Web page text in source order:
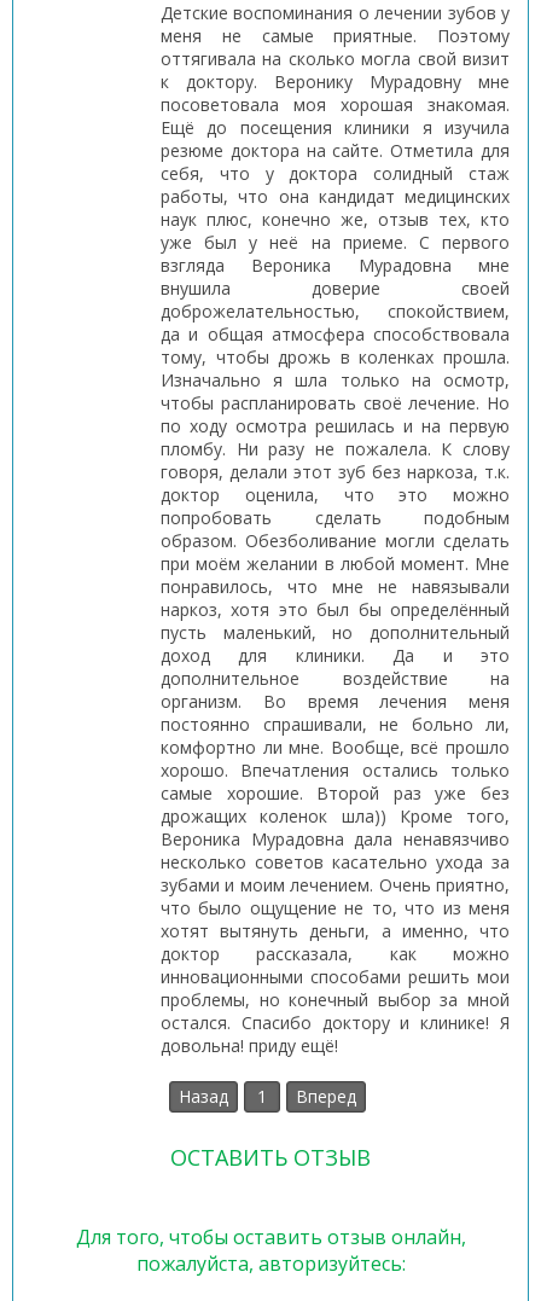
Детские воспоминания о лечении зубов у
меня не самые приятные. Поэтому
оттягивала на сколько могла свой визит
к доктору. Веронику Мурадовну мне
посоветовала моя хорошая знакомая.
Ещё до посещения клиники я изучила
резюме доктора на сайте. Отметила для
себя, что у доктора солидный стаж
работы, что она кандидат медицинских
наук плюс, конечно же, отзыв тех, кто
уже был у неё на приеме. С первого
взгляда Вероника Мурадовна мне
внушила доверие своей
доброжелательностью, спокойствием,
да и общая атмосфера способствовала
тому, чтобы дрожь в коленках прошла.
Изначально я шла только на осмотр,
чтобы распланировать своё лечение. Но
по ходу осмотра решилась и на первую
пломбу. Ни разу не пожалела. К слову
говоря, делали этот зуб без наркоза, т.к.
доктор оценила, что это можно
попробовать сделать подобным
образом. Обезболивание могли сделать
при моём желании в любой момент. Мне
понравилось, что мне не навязывали
наркоз, хотя это был бы определённый
пусть маленький, но дополнительный
доход для клиники. Да и это
дополнительное воздействие на
организм. Во время лечения меня
постоянно спрашивали, не больно ли,
комфортно ли мне. Вообще, всё прошло
хорошо. Впечатления остались только
самые хорошие. Второй раз уже без
дрожащих коленок шла)) Кроме того,
Вероника Мурадовна дала ненавязчиво
несколько советов касательно ухода за
зубами и моим лечением. Очень приятно,
что было ощущение не то, что из меня
хотят вытянуть деньги, а именно, что
доктор рассказала, как можно
инновационными способами решить мои
проблемы, но конечный выбор за мной
остался. Спасибо доктору и клинике! Я
довольна! приду ещё!
Назад 1 Вперед
ОСТАВИТЬ ОТЗЫВ
Для того, чтобы оставить отзыв онлайн,
пожалуйста, авторизуйтесь: